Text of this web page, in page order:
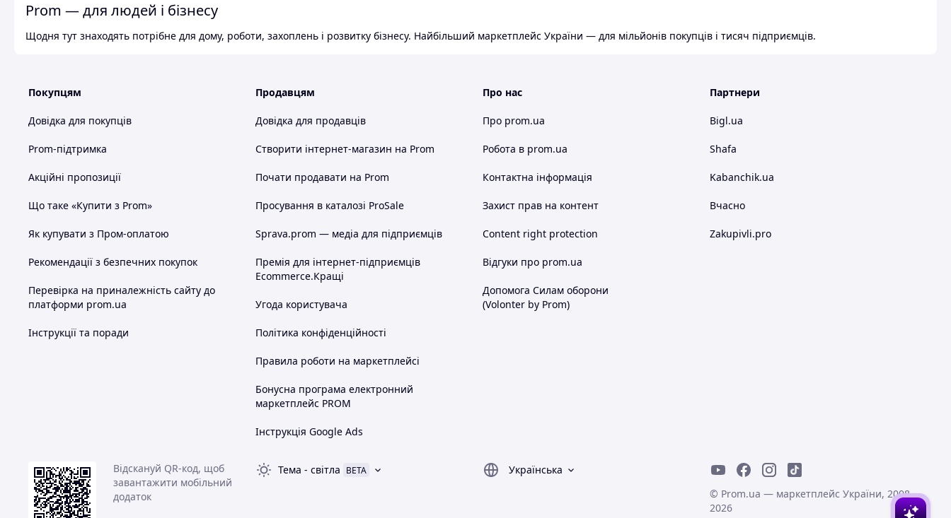
Prom — для людей і бізнесу
Щодня тут знаходять потрібне для дому, роботи, захоплень і розвитку бізнесу. Найбільший маркетплейс України — для мільйонів покупців і тисяч підприємців.
Покупцям
Довідка для покупців
Prom-підтримка
Акційні пропозиції
Що таке «Купити з Prom»
Як купувати з Пром-оплатою
Рекомендації з безпечних покупок
Перевірка на приналежність сайту до
платформи prom.ua
Інструкції та поради
Продавцям
Довідка для продавців
Створити інтернет-магазин на Prom
Почати продавати на Prom
Просування в каталозі ProSale
Sprava.prom — медіа для підприємців
Премія для інтернет-підприємців
Ecommerce.Кращі
Угода користувача
Політика конфіденційності
Правила роботи на маркетплейсі
Бонусна програма електронний
маркетплейс PROM
Інструкція Google Ads
Про нас
Про prom.ua
Робота в prom.ua
Контактна інформація
Захист прав на контент
Content right protection
Відгуки про prom.ua
Допомога Силам оборони
(Volonter by Prom)
Партнери
Bigl.ua
Shafa
Kabanchik.ua
Вчасно
Zakupivli.pro
Відскануй QR-код, щоб
завантажити мобільний
додаток
Тема - світла BETA
Українська
© Prom.ua — маркетплейс України, 2008-
2026